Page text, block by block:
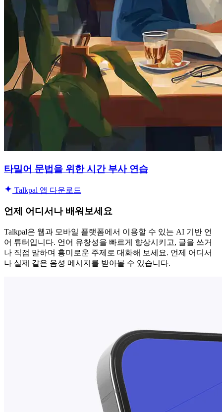
타밀어 문법을 위한 시간 부사 연습
Talkpal 앱 다운로드
언제 어디서나 배워보세요
Talkpal은 웹과 모바일 플랫폼에서 이용할 수 있는 AI 기반 언
어 튜터입니다. 언어 유창성을 빠르게 향상시키고, 글을 쓰거
나 직접 말하며 흥미로운 주제로 대화해 보세요. 언제 어디서
나 실제 같은 음성 메시지를 받아볼 수 있습니다.